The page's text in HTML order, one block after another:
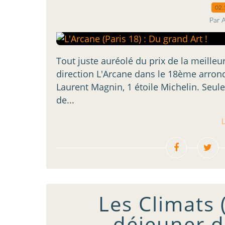
Par
Tout juste auréolé du prix de la
direction L'Arcane dans le 18ème
Laurent Magnin, 1 étoile Michelin.
de...
Les Climats